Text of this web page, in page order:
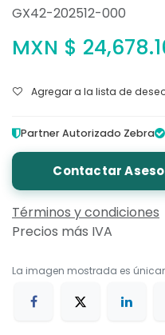
GX42-202512-000
MXN $
Agregar a la lista de
Partner Autorizado Zebra
Contactar
Términos y condiciones
Precios más IVA
La imagen mostrada es